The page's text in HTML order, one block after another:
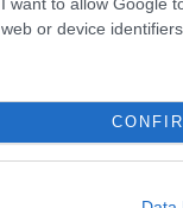
web or device